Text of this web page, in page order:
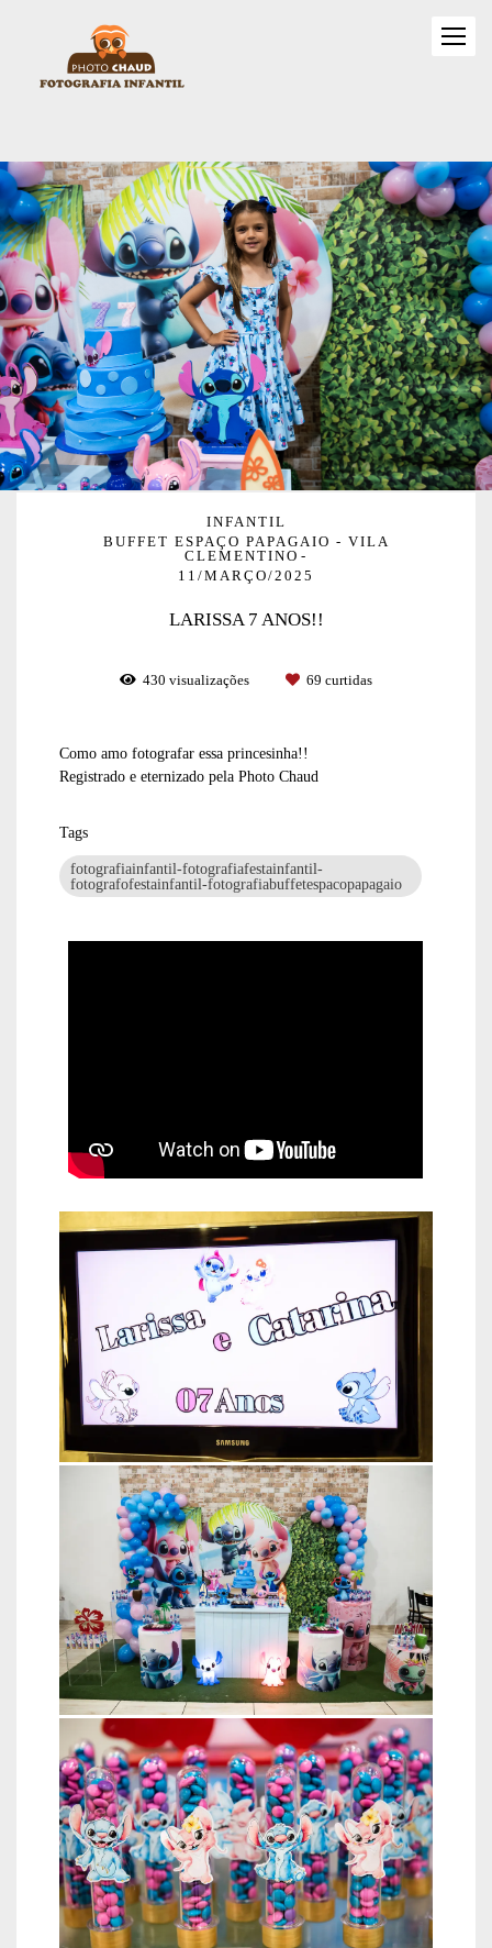
INFANTIL
BUFFET ESPAÇO PAPAGAIO - VILA
CLEMENTINO
11/MARÇO/2025
LARISSA 7 ANOS!!
430 visualizações 69 curtidas
Como amo fotografar essa princesinha!!
Registrado e eternizado pela Photo Chaud
Tags
fotografiainfantil-fotografiafestainfantil-
fotografofestainfantil-fotografiabuffetespacopapagaio